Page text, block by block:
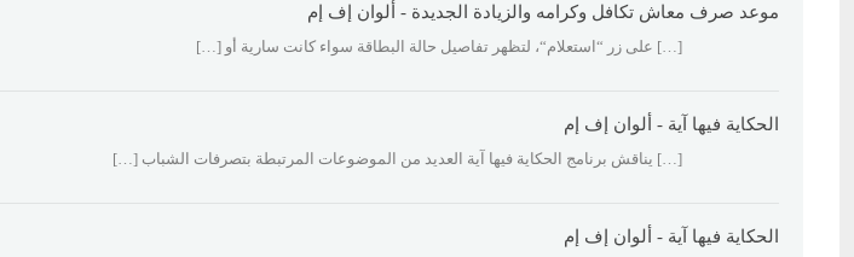
موعد صرف معاش تكافل وكرامه والزيادة الجديدة - ألوان إف إم
[…] على زر “استعلام“، لتظهر تفاصيل حالة البطاقة سواء كانت سارية أو […]
الحكاية فيها آية - ألوان إف إم
[…] يناقش برنامج الحكاية فيها آية العديد من الموضوعات المرتبطة بتصرفات الشباب […]
الحكاية فيها آية - ألوان إف إم